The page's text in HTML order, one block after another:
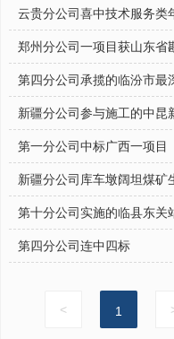
联系我们
办公系统
云贵分公司喜中技术服务类
郑州分公司一项目获山东省
优秀岩土工程设计”三等奖
第四分公司承揽的临汾市最
段
新疆分公司参与施工的中昆
投产
第一分公司中标广西一项目
新疆分公司库车墩阔坦煤矿
自治区级核查验收
第十分公司实施的临县东关
工验收
第四分公司连中四标
< 1